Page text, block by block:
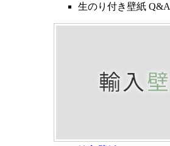
生のり付き壁紙 Q&A